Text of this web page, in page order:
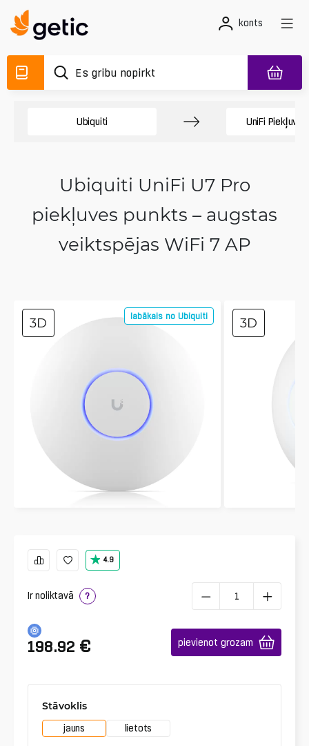
konts
Ubiquiti UniFi
Ubiquiti UniFi U7 Pro
piekļuves punkts – augstas
veiktspējas WiFi 7 AP
3D labākais no Ubiquiti 3D
4.9
Ir noliktavā ?
198.92 € pievienot grozam
Stāvoklis
jauns lietots